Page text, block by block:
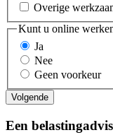
Overige
Kunt u online
Ja
Nee
Geen voorkeur
Een